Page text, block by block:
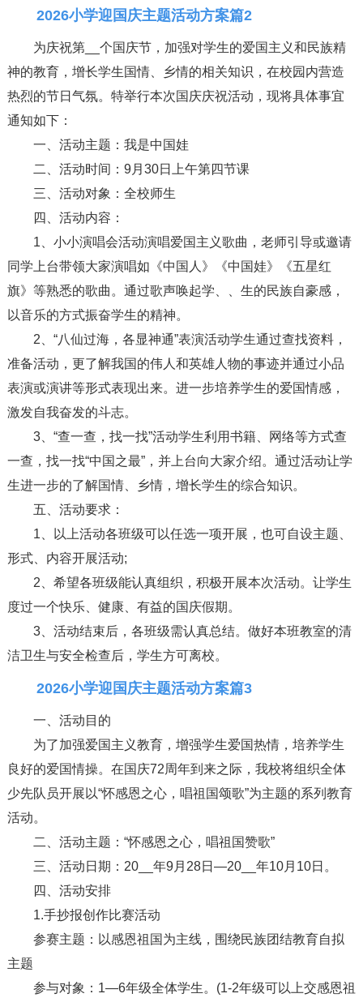
2026小学迎国庆主题活动方案篇2
为庆祝第__个国庆节，加强对学生的爱国主义和民族精
神的教育，增长学生国情、乡情的相关知识，在校园内营造
热烈的节日气氛。特举行本次国庆庆祝活动，现将具体事宜
通知如下：
一、活动主题：我是中国娃
二、活动时间：9月30日上午第四节课
三、活动对象：全校师生
四、活动内容：
1、小小演唱会活动演唱爱国主义歌曲，老师引导或邀请
同学上台带领大家演唱如《中国人》《中国娃》《五星红
旗》等熟悉的歌曲。通过歌声唤起学、、生的民族自豪感，
以音乐的方式振奋学生的精神。
2、“八仙过海，各显神通”表演活动学生通过查找资料，
准备活动，更了解我国的伟人和英雄人物的事迹并通过小品
表演或演讲等形式表现出来。进一步培养学生的爱国情感，
激发自我奋发的斗志。
3、“查一查，找一找”活动学生利用书籍、网络等方式查
一查，找一找“中国之最”，并上台向大家介绍。通过活动让学
生进一步的了解国情、乡情，增长学生的综合知识。
五、活动要求：
1、以上活动各班级可以任选一项开展，也可自设主题、
形式、内容开展活动;
2、希望各班级能认真组织，积极开展本次活动。让学生
度过一个快乐、健康、有益的国庆假期。
3、活动结束后，各班级需认真总结。做好本班教室的清
洁卫生与安全检查后，学生方可离校。
2026小学迎国庆主题活动方案篇3
一、活动目的
为了加强爱国主义教育，增强学生爱国热情，培养学生
良好的爱国情操。在国庆72周年到来之际，我校将组织全体
少先队员开展以“怀感恩之心，唱祖国颂歌”为主题的系列教育
活动。
二、活动主题：“怀感恩之心，唱祖国赞歌”
三、活动日期：20__年9月28日—20__年10月10日。
四、活动安排
1.手抄报创作比赛活动
参赛主题：以感恩祖国为主线，围绕民族团结教育自拟
主题
参与对象：1—6年级全体学生。(1-2年级可以上交感恩祖